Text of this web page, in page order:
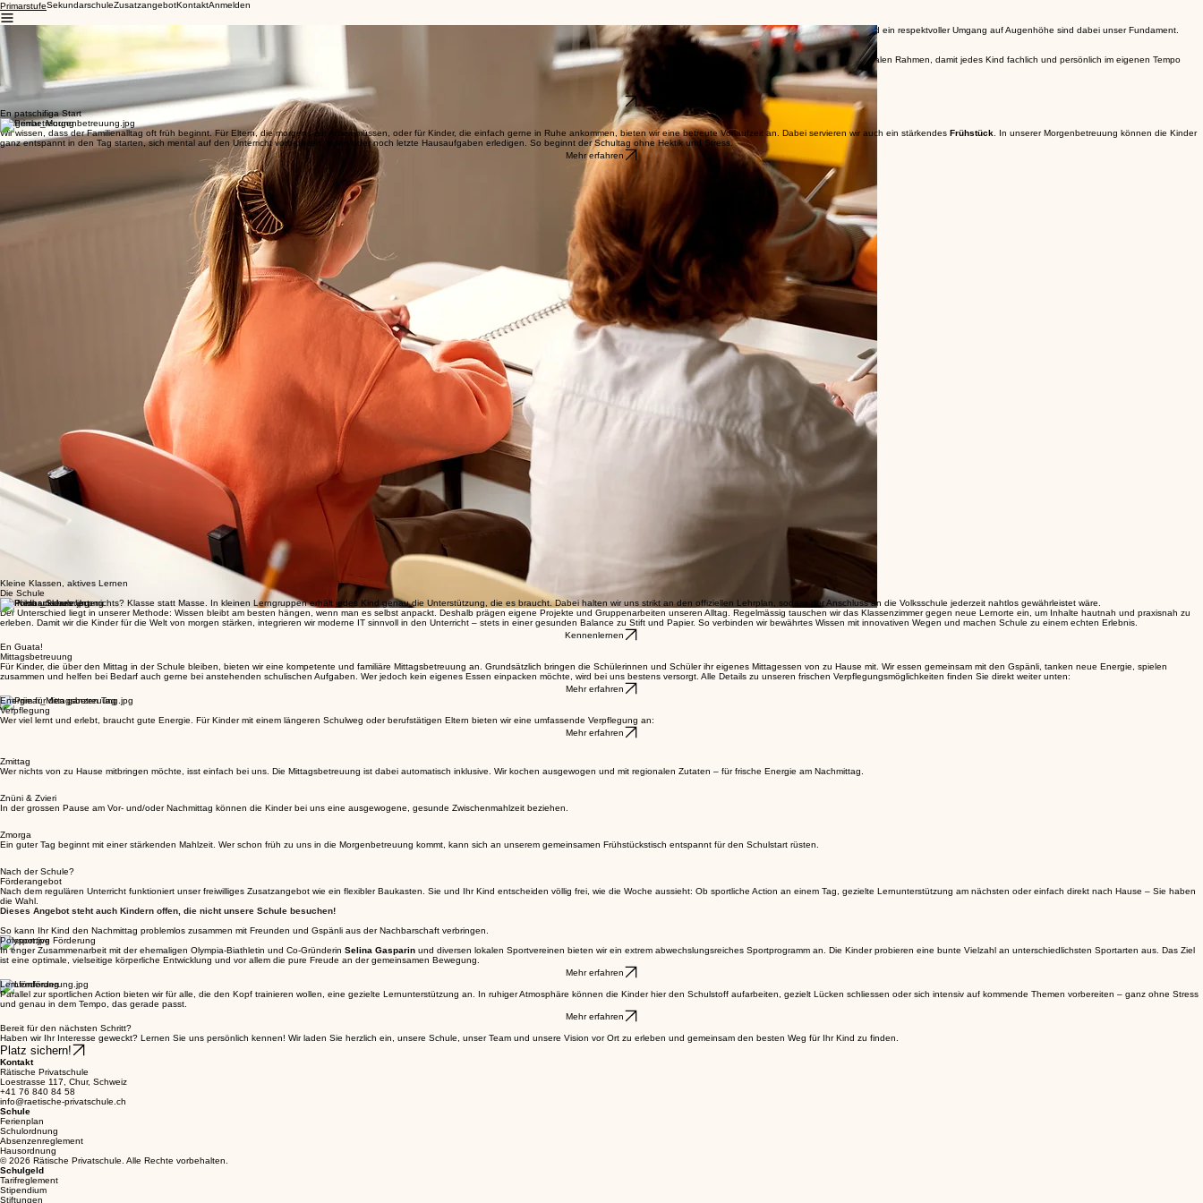
PrimarstufeSekundarschuleZusatzangebotKontaktAnmelden
In unserer Primarstufe greifen Lernen, Entdecken und Spass nahtlos ineinander. Als zukunftsorientierte
passen wir uns wie ein flexibler Baukasten Ihrem Familienalltag an. Persönliche Betreuung und ein respektvoller Umgang auf Augenhöhe sind dabei unser Fundament.
Darauf aufbauend machen wir die Kinder mit einem starken Fokus auf Bewegung, Gesundheit und Digitalisierung spielerisch fit für die Welt von morgen.
Um den unterschiedlichen Entwicklungsphasen perfekt gerecht zu werden, unterrichten wir in zwei Zyklen: Die 1. und 2. Klasse sowie die 3. bis 6. Klasse bilden jeweils eine eigene Einheit. So schaffen wir den idealen Rahmen, damit jedes Kind fachlich und persönlich im eigenen Tempo
wachsen kann.
Neugierig, wie dieser massgeschneiderte Schulalltag konkret aussieht? Entdecken Sie weiter unten alle Details:
Kennenlernen
En patschifiga Start
Morgenbetreuung
Wir wissen, dass der Familienalltag oft früh beginnt. Für Eltern, die morgens zur Arbeit müssen, oder für Kinder, die einfach gerne in Ruhe ankommen, bieten wir eine betreute Vorlaufzeit an. Dabei servieren wir auch ein stärkendes Frühstück . In unserer Morgenbetreuung können die Kinder
ganz entspannt in den Tag starten, sich mental auf den Unterricht vorbereiten, lesen oder noch letzte Hausaufgaben erledigen. So beginnt der Schultag ohne Hektik und Stress.
Mehr erfahren
Kleine Klassen, aktives Lernen
Die Schule
Der Kern unseres Unterrichts? Klasse statt Masse. In kleinen Lerngruppen erhält jedes Kind genau die Unterstützung, die es braucht. Dabei halten wir uns strikt an den offiziellen Lehrplan, sodass der Anschluss an die Volksschule jederzeit nahtlos gewährleistet wäre.
Der Unterschied liegt in unserer Methode: Wissen bleibt am besten hängen, wenn man es selbst anpackt. Deshalb prägen eigene Projekte und Gruppenarbeiten unseren Alltag. Regelmässig tauschen wir das Klassenzimmer gegen neue Lernorte ein, um Inhalte hautnah und praxisnah zu
erleben. Damit wir die Kinder für die Welt von morgen stärken, integrieren wir moderne IT sinnvoll in den Unterricht – stets in einer gesunden Balance zu Stift und Papier. So verbinden wir bewährtes Wissen mit innovativen Wegen und machen Schule zu einem echten Erlebnis.
Kennenlernen
En Guata!
Mittagsbetreuung
Für Kinder, die über den Mittag in der Schule bleiben, bieten wir eine kompetente und familiäre Mittagsbetreuung an. Grundsätzlich bringen die Schülerinnen und Schüler ihr eigenes Mittagessen von zu Hause mit. Wir essen gemeinsam mit den Gspänli, tanken neue Energie, spielen
zusammen und helfen bei Bedarf auch gerne bei anstehenden schulischen Aufgaben. Wer jedoch kein eigenes Essen einpacken möchte, wird bei uns bestens versorgt. Alle Details zu unseren frischen Verpflegungsmöglichkeiten finden Sie direkt weiter unten:
Mehr erfahren
Energie für den ganzen Tag
Verpflegung
Wer viel lernt und erlebt, braucht gute Energie. Für Kinder mit einem längeren Schulweg oder berufstätigen Eltern bieten wir eine umfassende Verpflegung an:
Mehr erfahren
Zmittag
Wer nichts von zu Hause mitbringen möchte, isst einfach bei uns. Die Mittagsbetreuung ist dabei automatisch inklusive. Wir kochen ausgewogen und mit regionalen Zutaten – für frische Energie am Nachmittag.
Znüni & Zvieri
In der grossen Pause am Vor- und/oder Nachmittag können die Kinder bei uns eine ausgewogene, gesunde Zwischenmahlzeit beziehen.
Zmorga
Ein guter Tag beginnt mit einer stärkenden Mahlzeit. Wer schon früh zu uns in die Morgenbetreuung kommt, kann sich an unserem gemeinsamen Frühstückstisch entspannt für den Schulstart rüsten.
Nach der Schule?
Förderangebot
Nach dem regulären Unterricht funktioniert unser freiwilliges Zusatzangebot wie ein flexibler Baukasten. Sie und Ihr Kind entscheiden völlig frei, wie die Woche aussieht: Ob sportliche Action an einem Tag, gezielte Lernunterstützung am nächsten oder einfach direkt nach Hause – Sie haben
die Wahl.
Dieses Angebot steht auch Kindern offen, die nicht unsere Schule besuchen!
So kann Ihr Kind den Nachmittag problemlos zusammen mit Freunden und Gspänli aus der Nachbarschaft verbringen.
Polysportive Förderung
In enger Zusammenarbeit mit der ehemaligen Olympia-Biathletin und Co-Gründerin Selina Gasparin und diversen lokalen Sportvereinen bieten wir ein extrem abwechslungsreiches Sportprogramm an. Die Kinder probieren eine bunte Vielzahl an unterschiedlichsten Sportarten aus. Das Ziel
ist eine optimale, vielseitige körperliche Entwicklung und vor allem die pure Freude an der gemeinsamen Bewegung.
Mehr erfahren
Lernförderung
Parallel zur sportlichen Action bieten wir für alle, die den Kopf trainieren wollen, eine gezielte Lernunterstützung an. In ruhiger Atmosphäre können die Kinder hier den Schulstoff aufarbeiten, gezielt Lücken schliessen oder sich intensiv auf kommende Themen vorbereiten – ganz ohne Stress
und genau in dem Tempo, das gerade passt.
Mehr erfahren
Bereit für den nächsten Schritt?
Haben wir Ihr Interesse geweckt? Lernen Sie uns persönlich kennen! Wir laden Sie herzlich ein, unsere Schule, unser Team und unsere Vision vor Ort zu erleben und gemeinsam den besten Weg für Ihr Kind zu finden.
Platz sichern!
Kontakt
Rätische Privatschule
Loestrasse 117, Chur, Schweiz
+41 76 840 84 58
info@raetische-privatschule.ch
Schule
Ferienplan
Schulordnung
Absenzenreglement
Hausordnung
© 2026 Rätische Privatschule. Alle Rechte vorbehalten.
Schulgeld
Tarifreglement
Stipendium
Stiftungen